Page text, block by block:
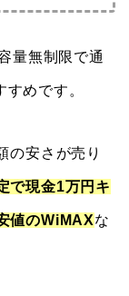
量無制限で通
すめです。
の安さが売り
で現金1万円キ
値のWiMAXな